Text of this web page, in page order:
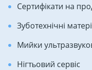
Сертифікати на
Зуботехнічні
Мийки
Нігтьовий сервіс